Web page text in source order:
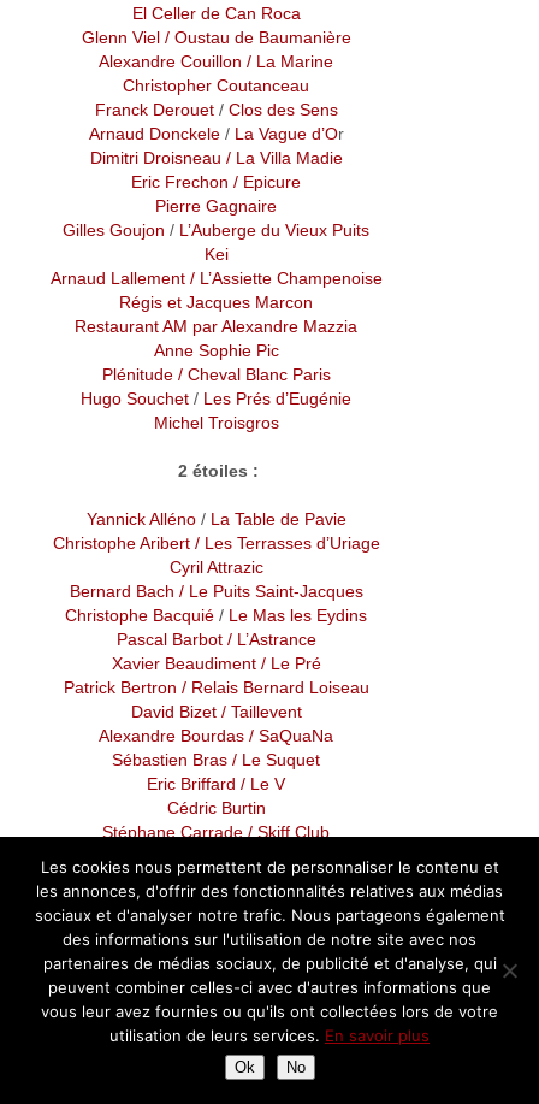
El Celler de Can Roca
Glenn Viel / Oustau de Baumanière
Alexandre Couillon / La Marine
Christopher Coutanceau
Franck Derouet/ Clos des Sens
Arnaud Donckele / La Vague d’Or
Dimitri Droisneau / La Villa Madie
Eric Frechon / Epicure
Pierre Gagnaire
Gilles Goujon/ L’Auberge du Vieux Puits
Kei
Arnaud Lallement/ L’Assiette Champenoise
Régis et Jacques Marcon
Restaurant AM par Alexandre Mazzia
Anne Sophie Pic
Plénitude / Cheval Blanc Paris
Hugo Souchet / Les Prés d’Eugénie
Michel Troisgros
2 étoiles :
Yannick Alléno / La Table de Pavie
Christophe Aribert/ Les Terrasses d’Uriage
Cyril Attrazic
Bernard Bach / Le Puits Saint-Jacques
Christophe Bacquié / Le Mas les Eydins
Pascal Barbot / L’Astrance
Xavier Beaudiment/ Le Pré
Patrick Bertron / Relais Bernard Loiseau
David Bizet/ Taillevent
Alexandre Bourdas / SaQuaNa
Sébastien Bras/ Le Suquet
Eric Briffard / Le V
Cédric Burtin
Stéphane Carrade / Skiff Club
Philippe Chevrier
/ Domaine de
Chateauvieux
Yoann Conte
Hélène Darroze
Alain Ducasse
/ Beige
Philippe Etchebest
/ Maison Nouvelle
Sébastien Faramond
Table de Pavie
William Frachot
/ Hostellerie du Chapeau
Rouge
Les cookies nous permettent de personnaliser le contenu et
les annonces, d'offrir des fonctionnalités relatives aux médias
sociaux et d'analyser notre trafic. Nous partageons également
des informations sur l'utilisation de notre site avec nos
partenaires de médias sociaux, de publicité et d'analyse, qui
peuvent combiner celles-ci avec d'autres informations que
vous leur avez fournies ou qu'ils ont collectées lors de votre
utilisation de leurs services. En savoir plus
Ok No